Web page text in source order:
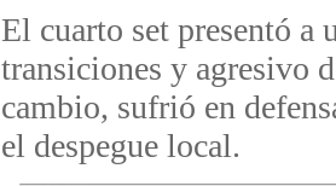
El cuarto set presentó a
transiciones y agresivo
cambio, sufrió en
el despegue local.